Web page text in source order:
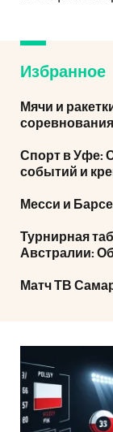
Избранное
Мячи и
Спорт в Уфе:
событий и
Месси и
Турнирная
Австралии:
Матч ТВ